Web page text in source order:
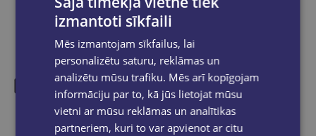
Līdzīgas preces
izmantoti sīkfaili
Mēs izmantojam sīkfailus, lai
personalizētu saturu, reklāmas un
analizētu mūsu trafiku. Mēs arī kopīgojam
informāciju par to, kā jūs lietojat mūsu
vietni ar mūsu reklāmas un analītikas
partneriem, kuri to var apvienot ar citu